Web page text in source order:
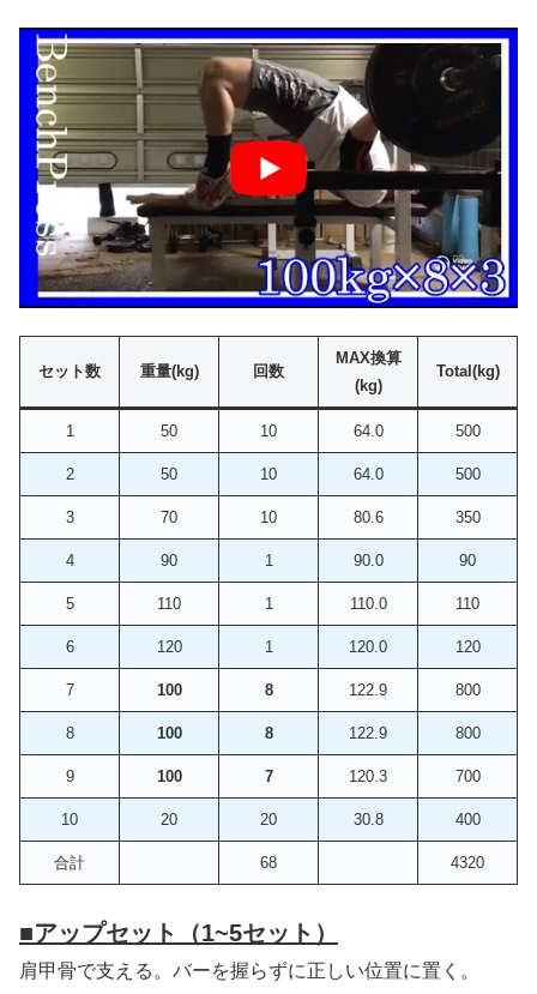
セット数 重量(kg) 回数
MAX換算
(kg)
Total(kg)
1 50 10 64.0 500
2 50 10 64.0 500
3 70 10 80.6 350
4 90 1 90.0 90
5 110 1 110.0 110
6 120 1 120.0 120
7 100 8 122.9 800
8 100 8 122.9 800
9 100 7 120.3 700
10 20 20 30.8 400
合計 68 4320
■アップセット（1~5セット）
肩甲骨で支える。バーを握らずに正しい位置に置く。